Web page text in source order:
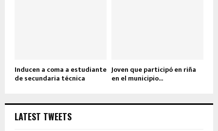
Inducen a coma a estudiante
de secundaria técnica
Joven que participó en riña
en el municipio...
LATEST TWEETS